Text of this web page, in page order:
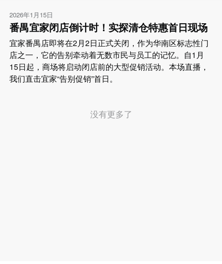
2026年1月15日
番禺宜家闭店倒计时！实探清仓特惠首日现场
宜家番禺店即将在2月2日正式关闭，作为华南区标志性门
店之一，它的告别牵动着无数市民与员工的记忆。自1月
15日起，商场将启动闭店前的大型促销活动。本场直播，
我们直击宜家“告别促销”首日。
没有更多了